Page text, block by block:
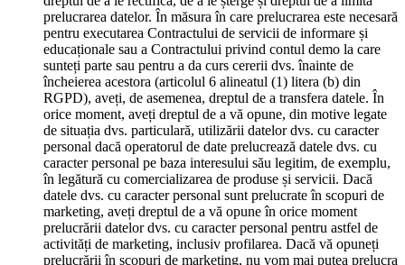
prelucrarea datelor. În măsura în care prelucrarea este necesară
pentru executarea Contractului de servicii de informare și
educaționale sau a Contractului privind contul demo la care
sunteți parte sau pentru a da curs cererii dvs. înainte de
încheierea acestora (articolul 6 alineatul (1) litera (b) din
RGPD), aveți, de asemenea, dreptul de a transfera datele. În
orice moment, aveți dreptul de a vă opune, din motive legate
de situația dvs. particulară, utilizării datelor dvs. cu caracter
personal dacă operatorul de date prelucrează datele dvs. cu
caracter personal pe baza interesului său legitim, de exemplu,
în legătură cu comercializarea de produse și servicii. Dacă
datele dvs. cu caracter personal sunt prelucrate în scopuri de
marketing, aveți dreptul de a vă opune în orice moment
prelucrării datelor dvs. cu caracter personal pentru astfel de
activități de marketing, inclusiv profilarea. Dacă vă opuneți
prelucrării în scopuri de marketing, nu vom mai putea prelucra